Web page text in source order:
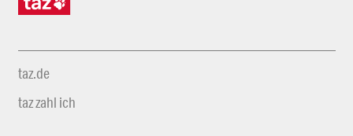
taz.de
taz zahl ich